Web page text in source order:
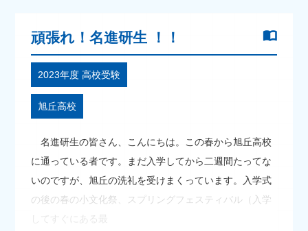
頑張れ！名進研生 ！！
2023年度 高校受験
旭丘高校
名進研生の皆さん、こんにちは。この春から旭丘高校
に通っている者です。まだ入学してから二週間たってな
いのですが、旭丘の洗礼を受けまくっています。入学式
の後の春の小文化祭、スプリングフェスティバル（入学
してすぐにある最